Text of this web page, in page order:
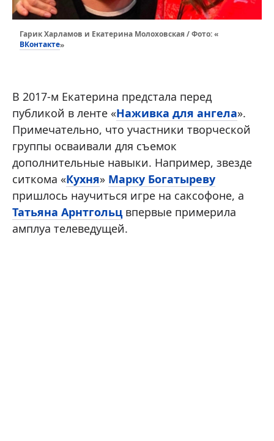
Гарик Харламов и Екатерина Молоховская / Фото: «
ВКонтакте»
В 2017-м Екатерина предстала перед
публикой в ленте «Наживка для ангела».
Примечательно, что участники творческой
группы осваивали для съемок
дополнительные навыки. Например, звезде
ситкома «Кухня» Марку Богатыреву
пришлось научиться игре на саксофоне, а
Татьяна Арнтгольцвпервые примерила
амплуа телеведущей.